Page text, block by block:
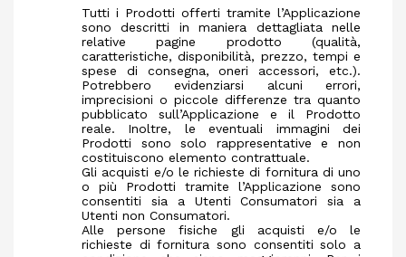
Tutti i Prodotti offerti tramite l’Applicazione
sono descritti in maniera dettagliata nelle
relative pagine prodotto (qualità,
caratteristiche, disponibilità, prezzo, tempi e
spese di consegna, oneri accessori, etc.).
Potrebbero evidenziarsi alcuni errori,
imprecisioni o piccole differenze tra quanto
pubblicato sull’Applicazione e il Prodotto
reale. Inoltre, le eventuali immagini dei
Prodotti sono solo rappresentative e non
costituiscono elemento contrattuale.
Gli acquisti e/o le richieste di fornitura di uno
o più Prodotti tramite l’Applicazione sono
consentiti sia a Utenti Consumatori sia a
Utenti non Consumatori.
Alle persone fisiche gli acquisti e/o le
richieste di fornitura sono consentiti solo a